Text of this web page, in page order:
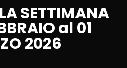
SETTIMANA
al 01
2026